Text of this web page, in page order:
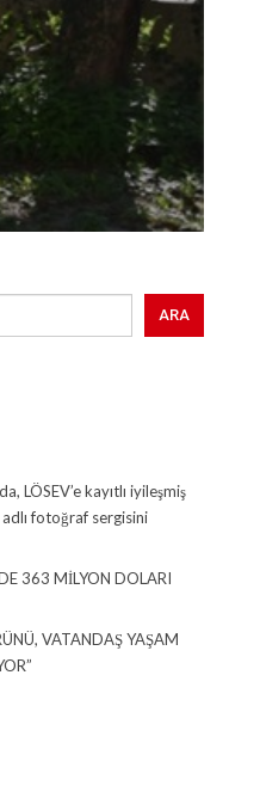
ARA
LÖSEV’e kayıtlı iyileşmiş
adlı fotoğraf sergisini
363 MİLYON DOLARI
VATANDAŞ YAŞAM